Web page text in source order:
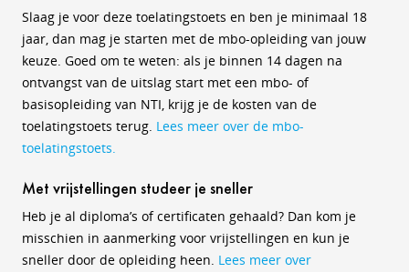
Slaag je voor deze toelatingstoets en ben je minimaal 18
jaar, dan mag je starten met de mbo-opleiding van jouw
keuze. Goed om te weten: als je binnen 14 dagen na
ontvangst van de uitslag start met een mbo- of
basisopleiding van NTI, krijg je de kosten van de
toelatingstoets terug. Lees meer over de mbo-
toelatingstoets.
Met vrijstellingen studeer je sneller
Heb je al diploma’s of certificaten gehaald? Dan kom je
misschien in aanmerking voor vrijstellingen en kun je
sneller door de opleiding heen. Lees meer over